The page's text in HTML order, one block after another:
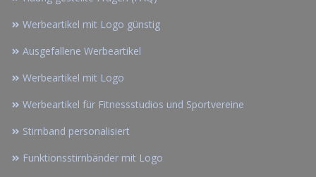
Werbeartikel mit Logo günstig
Ausgefallene Werbeartikel
Werbeartikel mit Logo
Werbeartikel für Fitnessstudios und Sportvereine
Stirnband personalisiert
Funktionsstirnbänder mit Logo